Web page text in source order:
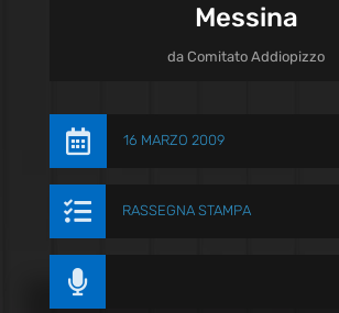
Messina
daComitato Addiopizzo
 16 MARZO 2009
 RASSEGNA STAMPA
